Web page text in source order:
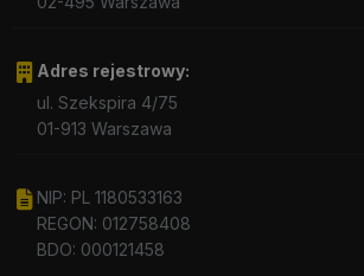
Adres rejestrowy:
ul. Szekspira 4/75
01-913 Warszawa
NIP: PL 1180533163
REGON: 012758408
BDO: 000121458